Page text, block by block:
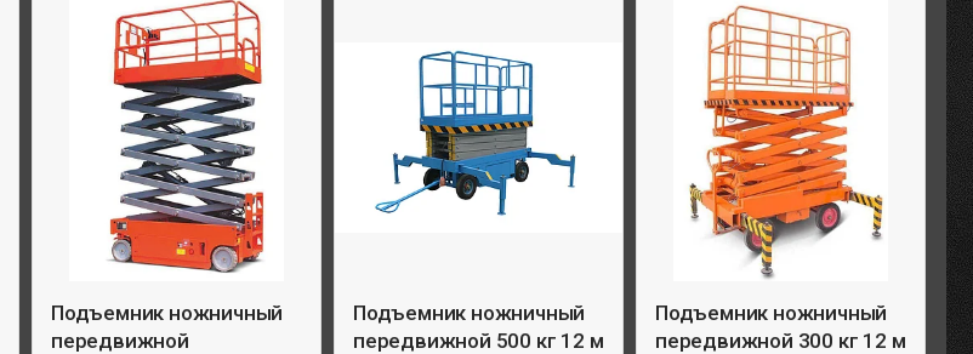
Подъемник ножничный
передвижной
Подъемник ножничный
передвижной 500 кг 12 м
Подъемник ножничный
передвижной 300 кг 12 м